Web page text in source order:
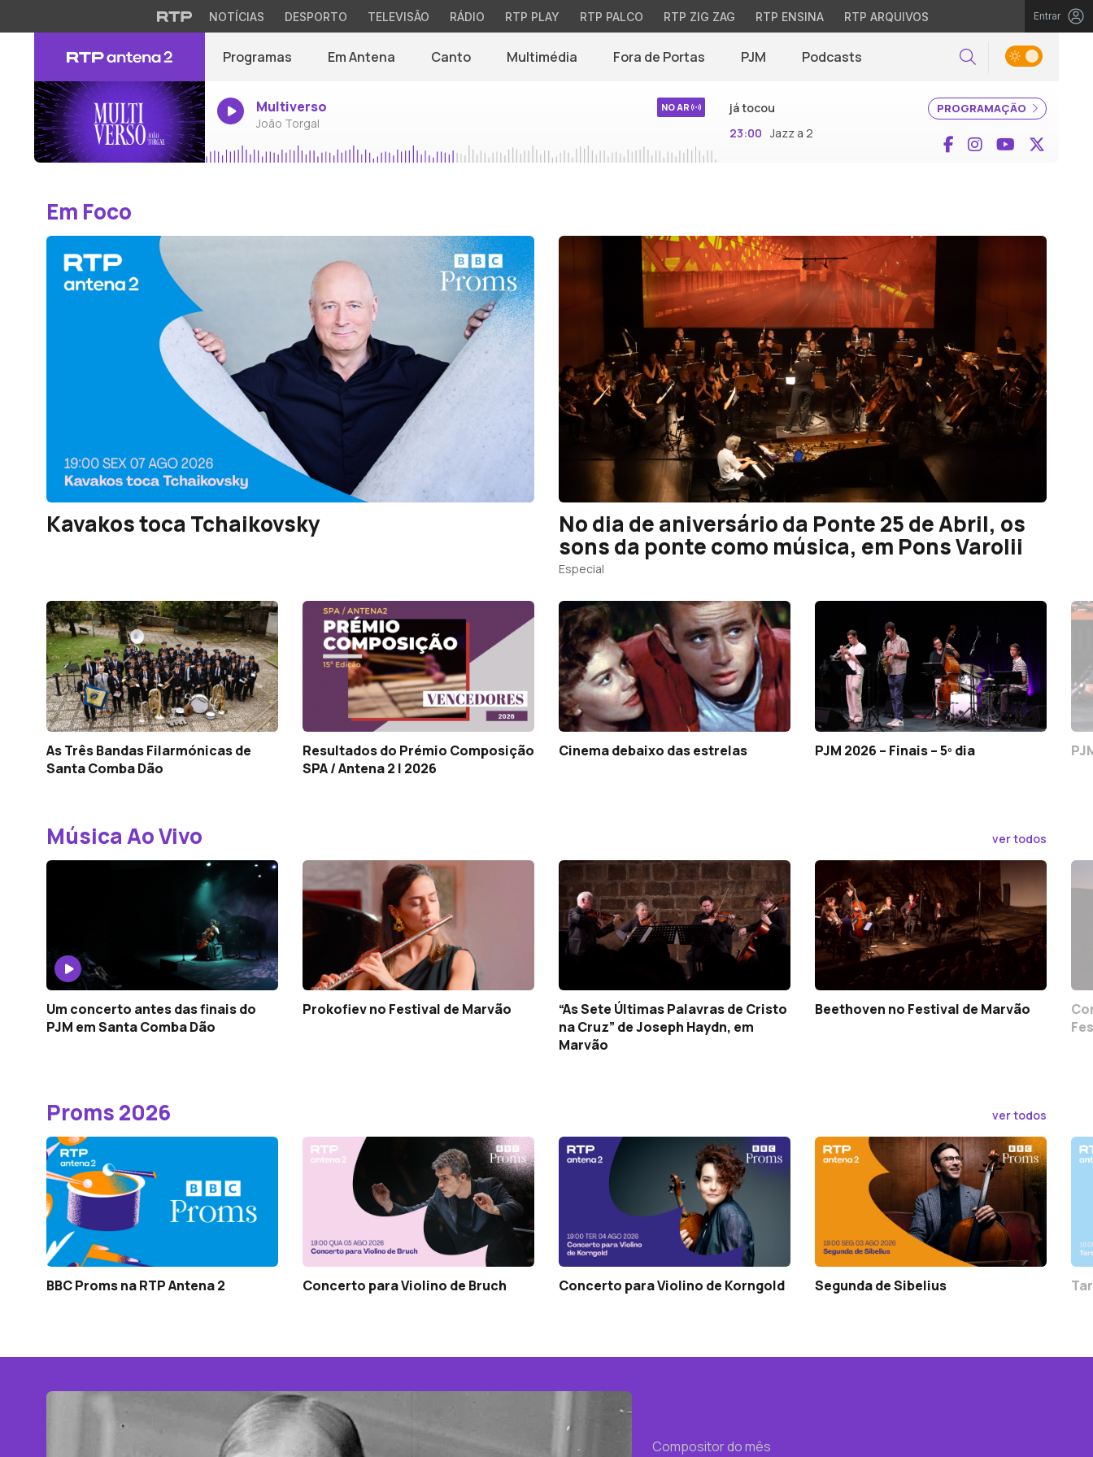
NOTÍCIAS DESPORTO TELEVISÃO RÁDIO RTP PLAY RTP PALCO RTP ZIG ZAG RTP ENSINA RTP ARQUIVOS Entrar
Programas Em Antena Canto Multimédia Fora de Portas PJM Podcasts Pesquisar
Multiverso
João Torgal
NO AR PROGRAMAÇÃO
já tocou
23:00 Jazz a 2 Facebook
InstagramYouTube
Em Foco
Kavakos toca Tchaikovsky No dia de aniversário da Ponte 25 de Abril, os
sons da ponte como música, em Pons Varolii
Especial
As Três Bandas Filarmónicas de
Santa Comba Dão
Resultados do Prémio Composição
SPA / Antena 2 | 2026
Cinema debaixo das estrelas PJM 2026 – Finais – 5º dia
Música Ao Vivo ver todos
Um concerto antes das finais do
PJM em Santa Comba Dão
Prokofiev no Festival de Marvão
“As Sete Últimas Palavras de Cristo
na Cruz” de Joseph Haydn, em
Marvão
Beethoven no Festival de Marvão
Proms 2026 ver todos
BBC Proms na RTP Antena 2 Concerto para Violino de Bruch Concerto para Violino de Korngold Segunda de Sibelius
Compositor do mês